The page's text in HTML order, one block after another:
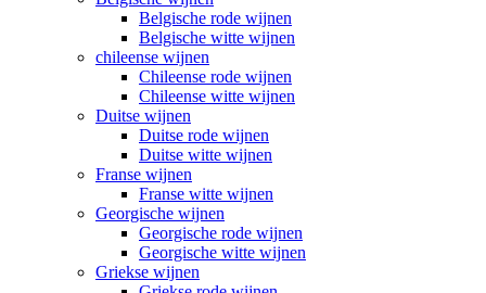
Belgische rode wijnen
Belgische witte wijnen
chileense wijnen
Chileense rode wijnen
Chileense witte wijnen
Duitse wijnen
Duitse rode wijnen
Duitse witte wijnen
Franse wijnen
Franse witte wijnen
Georgische wijnen
Georgische rode wijnen
Georgische witte wijnen
Griekse wijnen